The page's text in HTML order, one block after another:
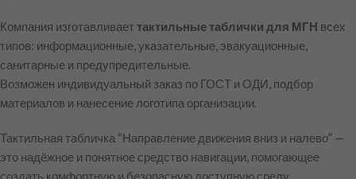
Компания изготавливаеттактильные таблички для МГН всех
типов: информационные, указательные, эвакуационные,
санитарные и предупредительные.
Возможен индивидуальный заказ по ГОСТ и ОДИ, подбор
материалов и нанесение логотипа организации.
Тактильная табличка “Направление движения вниз и налево” —
это надёжное и понятное средство навигации, помогающее
создать комфортную и безопасную доступную среду.